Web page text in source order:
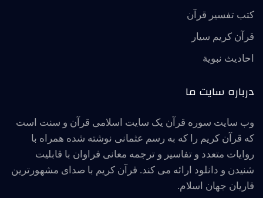
کتب تفسیر قرآن
قرآن کریم سیار
احاديث نبوية
درباره سایت ما
وب سایت سوره قرآن یک سایت اسلامی قرآن و سنت است
که قرآن کریم را که به رسم عثمانی نوشته شده همراه با
روایات متعدد و تفاسیر و ترجمه معانی فراوان با قابلیت
شنیدن و دانلود ارائه می کند. قرآن کریم با صدای مشهورترین
قاریان جهان اسلام.